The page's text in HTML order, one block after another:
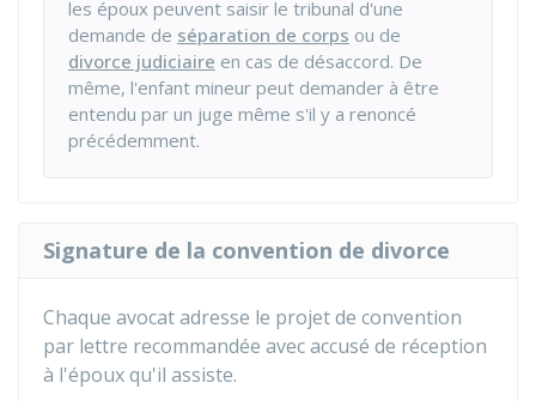
les époux peuvent saisir le tribunal d'une
demande de séparation de corps ou de
divorce judiciaire en cas de désaccord. De
même, l'enfant mineur peut demander à être
entendu par un juge même s'il y a renoncé
précédemment.
Signature de la convention de divorce
Chaque avocat adresse le projet de convention
par lettre recommandée avec accusé de réception
à l'époux qu'il assiste.